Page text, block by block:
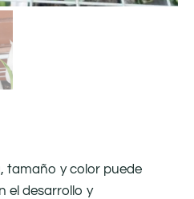
tamaño y color puede
el desarrollo y